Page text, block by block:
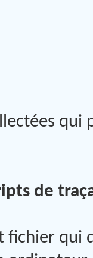
de
fichier qui